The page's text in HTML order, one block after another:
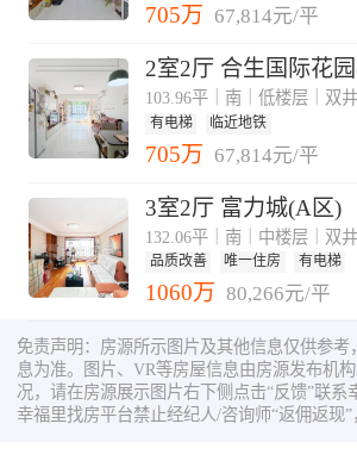
705万 67,814元/平
2室2厅 合生国际花
103.96平｜南｜低楼层｜双井
有电梯 临近地铁
705万 67,814元/平
3室2厅 富力城(A区)
132.06平｜南｜中楼层｜双井
品质改善 唯一住房 有电梯
1060万 80,266元/平
免责声明：房源所示图片及其他信息仅供参考
息为准。图片、VR等房屋信息由房源发布机
况，请在房源展示图片右下侧点击“反馈”联系
幸福里找房平台禁止经纪人/咨询师“返佣返现”